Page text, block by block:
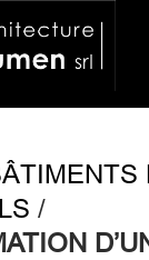
/